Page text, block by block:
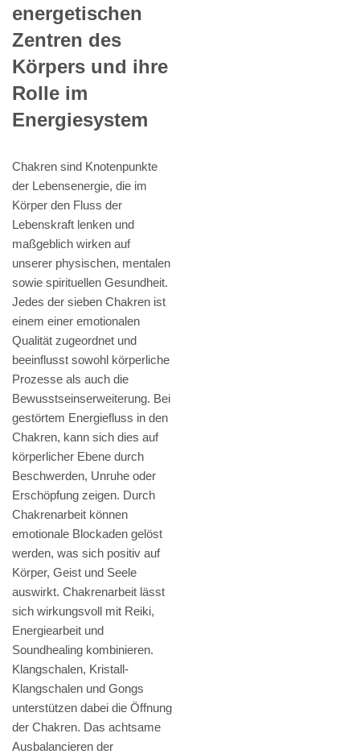
energetischen
Zentren des
Körpers und ihre
Rolle im
Energiesystem
Chakren sind Knotenpunkte
der Lebensenergie, die im
Körper den Fluss der
Lebenskraft lenken und
maßgeblich wirken auf
unserer physischen, mentalen
sowie spirituellen Gesundheit.
Jedes der sieben Chakren ist
einem einer emotionalen
Qualität zugeordnet und
beeinflusst sowohl körperliche
Prozesse als auch die
Bewusstseinserweiterung. Bei
gestörtem Energiefluss in den
Chakren, kann sich dies auf
körperlicher Ebene durch
Beschwerden, Unruhe oder
Erschöpfung zeigen. Durch
Chakrenarbeit können
emotionale Blockaden gelöst
werden, was sich positiv auf
Körper, Geist und Seele
auswirkt. Chakrenarbeit lässt
sich wirkungsvoll mit Reiki,
Energiearbeit und
Soundhealing kombinieren.
Klangschalen, Kristall-
Klangschalen und Gongs
unterstützen dabei die Öffnung
der Chakren. Das achtsame
Ausbalancieren der